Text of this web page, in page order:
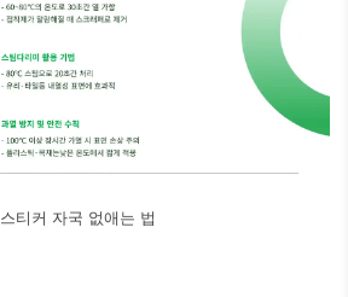
스티커 자국 없애는 법